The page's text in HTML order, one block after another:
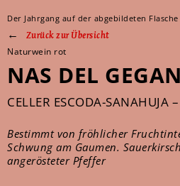
Der Jahrgang auf der abgebildeten
Zurück zur Übersicht
Naturwein rot
NAS DEL
CELLER ESCODA-SANAHUJA
Bestimmt von fröhlicher
Schwung am Gaumen.
angerösteter Pfeffer